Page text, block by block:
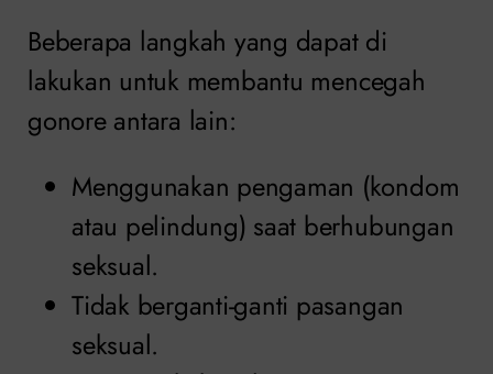
Beberapa langkah yang dapat di
lakukan untuk membantu mencegah
gonore antara lain:
Menggunakan pengaman (kondom
atau pelindung) saat berhubungan
seksual.
Tidak berganti-ganti pasangan
seksual.